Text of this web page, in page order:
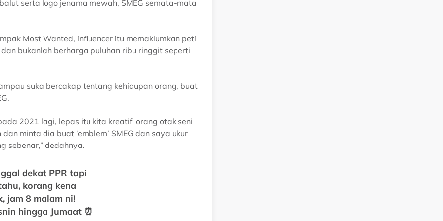
serta logo jenama mewah, SMEG semata-mata
Most Wanted, influencer itu memaklumkan peti
bukanlah berharga puluhan ribu ringgit seperti
suka bercakap tentang kehidupan orang, buat
2021 lagi, lepas itu kita kreatif, orang otak seni
minta dia buat ‘emblem’ SMEG dan saya ukur
sebenar,” dedahnya.
dekat PPR tapi
korang kena
jam 8 malam ni!
hingga Jumaat ⏰